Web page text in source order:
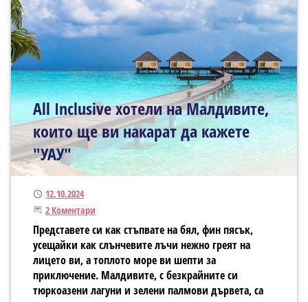
All Inclusive хотели на Малдивите,
които ще ви накарат да кажете
"УАУ"
Публикуван
12.10.2024
Присъединете се към дискусията
2 Коментари
Представете си как стъпвате на бял, фин пясък,
усещайки как слънчевите лъчи нежно греят на
лицето ви, а топлото море ви шепти за
приключение. Малдивите, с безкрайните си
тюркоазени лагуни и зелени палмови дървета, са